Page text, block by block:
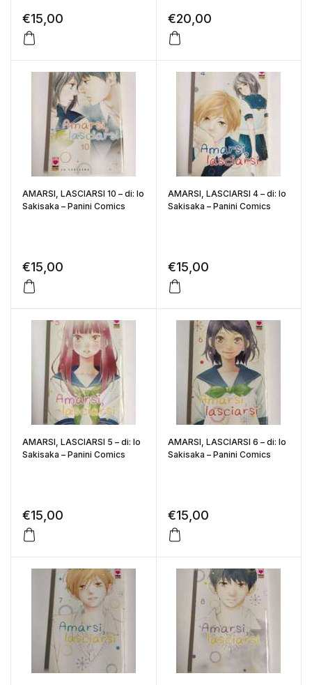
€15,00 €20,00
AMARSI, LASCIARSI 10 – di: Io
Sakisaka – Panini Comics
€15,00
AMARSI, LASCIARSI 4 – di: Io
Sakisaka – Panini Comics
€15,00
AMARSI, LASCIARSI 5 – di: Io
Sakisaka – Panini Comics
€15,00
AMARSI, LASCIARSI 6 – di: Io
Sakisaka – Panini Comics
€15,00